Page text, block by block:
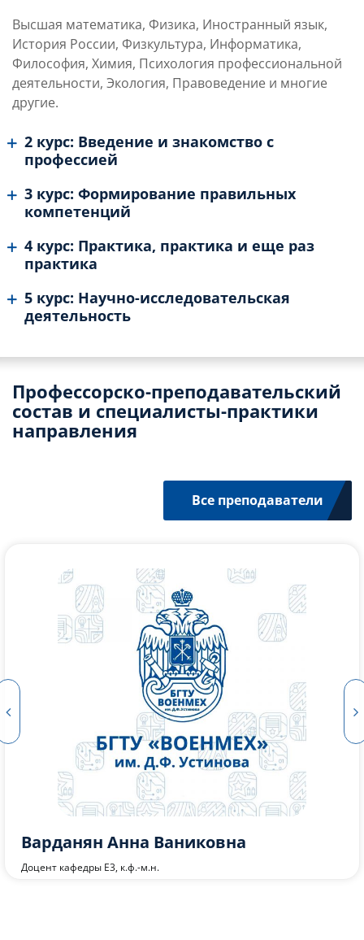
Высшая математика, Физика, Иностранный язык,
История России, Физкультура, Информатика,
Философия, Химия, Психология профессиональной
деятельности, Экология, Правоведение и многие
другие.
2 курс: Введение и знакомство с
профессией
3 курс: Формирование правильных
компетенций
4 курс: Практика, практика и еще раз
практика
5 курс: Научно-исследовательская
деятельность
Профессорско-преподавательский
состав и специалисты-практики
направления
Все преподаватели
Чубасов Владимир Александрович
Профессор кафедры Е3, к.воен.н., проф.